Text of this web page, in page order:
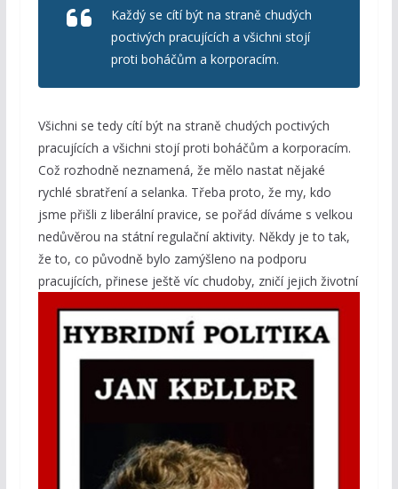
Každý se cítí být na straně chudých
poctivých pracujících a všichni stojí
proti boháčům a korporacím.
Všichni se tedy cítí být na straně chudých poctivých
pracujících a všichni stojí proti boháčům a korporacím.
Což rozhodně neznamená, že mělo nastat nějaké
rychlé sbratření a selanka. Třeba proto, že my, kdo
jsme přišli z liberální pravice, se pořád díváme s velkou
nedůvěrou na státní regulační aktivity. Někdy je to tak,
že to, co původně bylo zamýšleno na podporu
pracujících, přinese ještě víc chudoby, zničí jejich životní